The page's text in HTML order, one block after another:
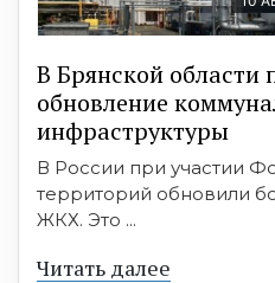
В Брянской области
обновление
инфраструктуры
В России при участии
территорий обновили
ЖКХ. Это ...
Читать далее